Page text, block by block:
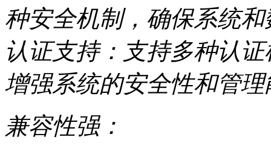
种安全机制，确保系统
认证支持：支持多种认
增强系统的安全性和管理
兼容性强：